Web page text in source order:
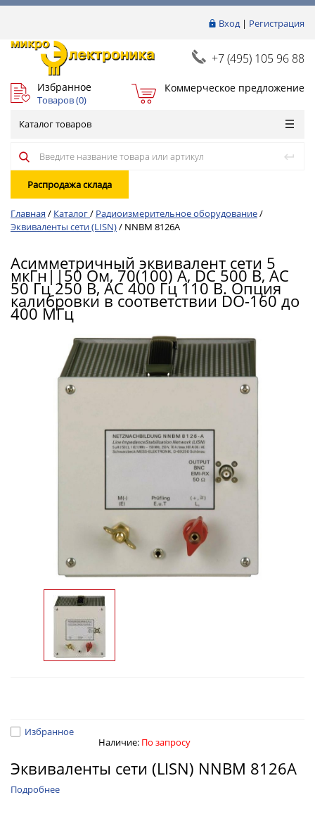
Вход| Регистрация
+7 (495) 105 96 88
Избранное
Товаров (0)
Коммерческое предложение
Каталог товаров
Распродажа склада
Главная / Каталог/ Радиоизмерительное оборудование/
Эквиваленты сети (LISN)/ NNBM 8126A
Асимметричный эквивалент сети 5
мкГн||50 Ом, 70(100) А, DC 500 В, AC
50 Гц 250 В, AC 400 Гц 110 В. Опция
калибровки в соответствии DO-160 до
400 МГц
Избранное
Наличие: По запросу
Эквиваленты сети (LISN) NNBM 8126A
Подробнее